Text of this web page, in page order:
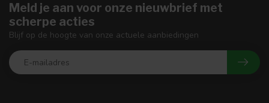
Meld je aan voor onze nieuwbrief met
scherpe acties
Blijf op de hoogte van onze actuele aanbiedingen